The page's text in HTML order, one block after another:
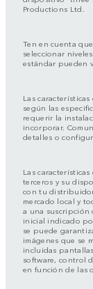
Productions Ltd.
Ten en cuenta
seleccionar
estándar pueden
Las
según las
requerir la
incorporar.
detalles o
Las
terceros y su
con tu
mercado local y
a una suscripción
inicial indicado
se puede
imágenes que se
incluidas
software, control
en función de las